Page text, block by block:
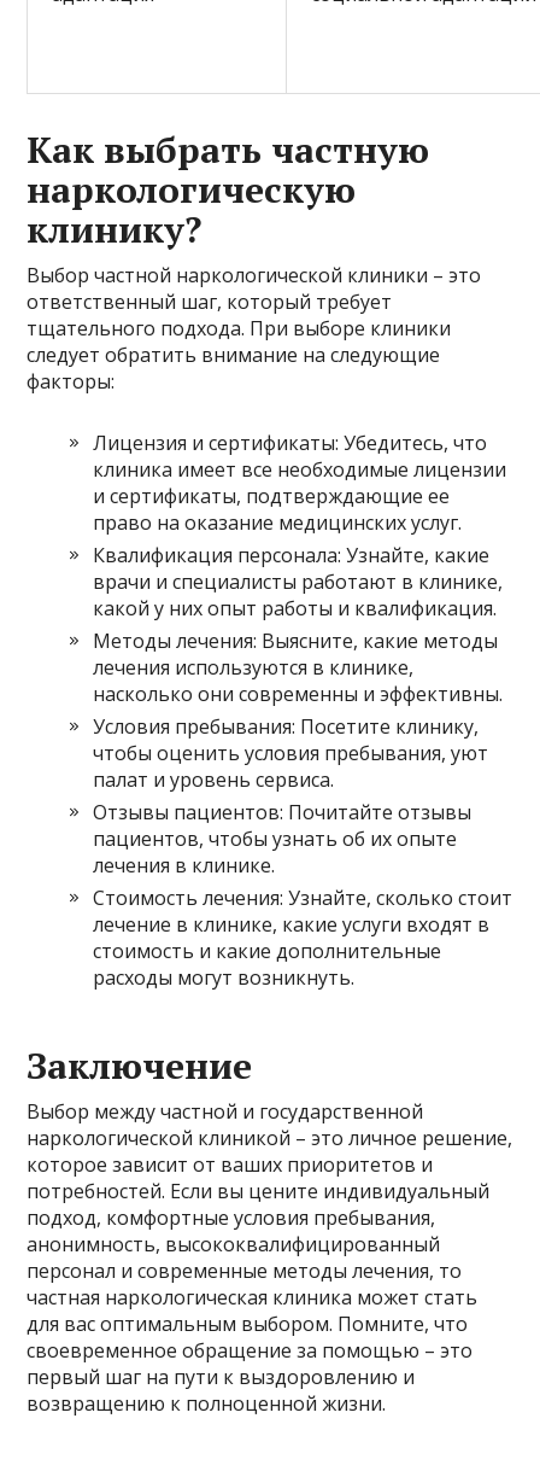
Как выбрать частную
наркологическую
клинику?
Выбор частной наркологической клиники – это
ответственный шаг, который требует
тщательного подхода. При выборе клиники
следует обратить внимание на следующие
факторы:
Лицензия и сертификаты: Убедитесь, что
клиника имеет все необходимые лицензии
и сертификаты, подтверждающие ее
право на оказание медицинских услуг.
Квалификация персонала: Узнайте, какие
врачи и специалисты работают в клинике,
какой у них опыт работы и квалификация.
Методы лечения: Выясните, какие методы
лечения используются в клинике,
насколько они современны и эффективны.
Условия пребывания: Посетите клинику,
чтобы оценить условия пребывания, уют
палат и уровень сервиса.
Отзывы пациентов: Почитайте отзывы
пациентов, чтобы узнать об их опыте
лечения в клинике.
Стоимость лечения: Узнайте, сколько стоит
лечение в клинике, какие услуги входят в
стоимость и какие дополнительные
расходы могут возникнуть.
Заключение
Выбор между частной и государственной
наркологической клиникой – это личное решение,
которое зависит от ваших приоритетов и
потребностей. Если вы цените индивидуальный
подход, комфортные условия пребывания,
анонимность, высококвалифицированный
персонал и современные методы лечения, то
частная наркологическая клиника может стать
для вас оптимальным выбором. Помните, что
своевременное обращение за помощью – это
первый шаг на пути к выздоровлению и
возвращению к полноценной жизни.